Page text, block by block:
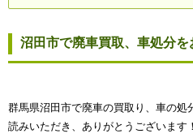
沼田市で廃車買取、車処分
群馬県沼田市で廃車の買取り、車の処
読みいただき、ありがとうございます